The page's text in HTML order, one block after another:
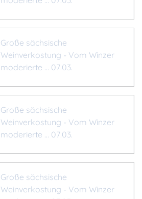
Große sächsische
Weinverkostung - Vom Winzer
moderierte ... 07.03.
Große sächsische
Weinverkostung - Vom Winzer
moderierte ... 07.03.
Große sächsische
Weinverkostung - Vom Winzer